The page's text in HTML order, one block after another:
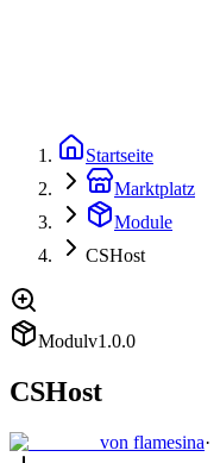
Startseite
Marktplatz
Module
CSHost
Modulv1.0.0
CSHost
von flamesina·